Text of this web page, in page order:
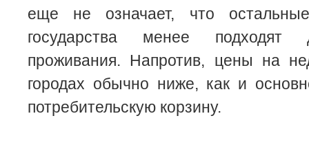
еще не означает, что
государства менее подходят
проживания. Напротив, цены на
городах обычно ниже, как и
потребительскую корзину.